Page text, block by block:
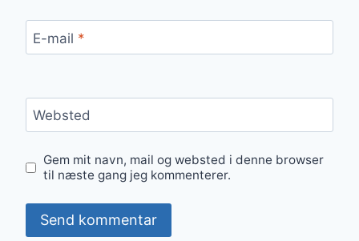
E-mail *
Websted
Gem mit navn, mail og websted i denne browser
til næste gang jeg kommenterer.